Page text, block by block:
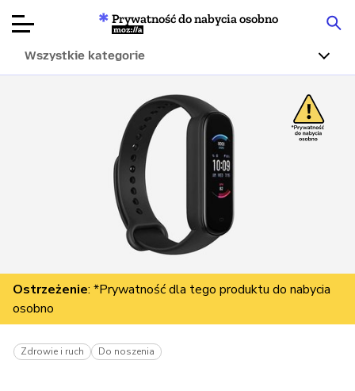
Recenzje
produktów
Articles
O nas
Przekaż
darowiznę
Prywatność do nabycia osobno
Mozilla
Wszystkie kategorie
Ostrzeżenie: *Prywatność dla tego produktu do nabycia
osobno
Zdrowie i ruch Do noszenia